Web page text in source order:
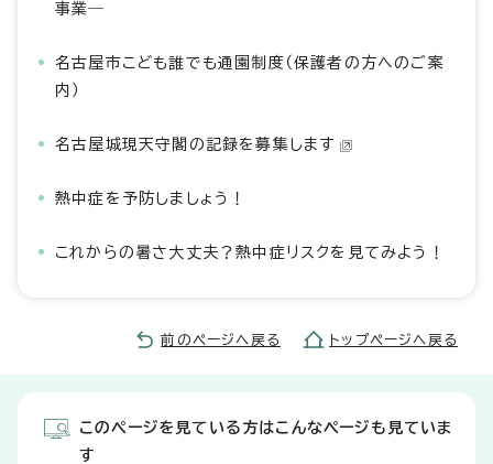
事業―
名古屋市こども誰でも通園制度（保護者の方へのご案
内）
名古屋城現天守閣の記録を募集します
熱中症を予防しましょう！
これからの暑さ大丈夫？熱中症リスクを見てみよう！
前のページへ戻る トップページへ戻る
このページを見ている方はこんなページも見ていま
す